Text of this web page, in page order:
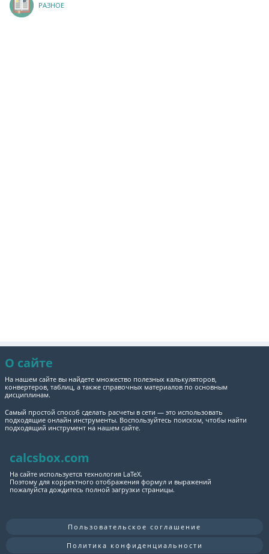
РАЗНОЕ
О сайте
На нашем сайте вы найдете множество полезных калькуляторов,
конвертеров, таблиц, а также справочных материалов по основным
дисциплинам.
Самый простой способ сделать расчеты в сети — это использовать
подходящие онлайн инструменты. Воспользуйтесь поиском, чтобы найти
подходящий инструмент на нашем сайте.
calcsbox.com
На сайте используется технология LaTeX.
Поэтому для корректного отображения формул и выражений
пожалуйста дождитесь полной загрузки страницы.
Пользовательское соглашение
Политика конфиденциальности